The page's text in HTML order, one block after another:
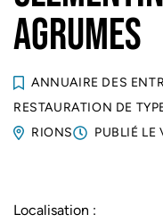
AGRUMES
ANNUAIRE DES
RESTAURATION DE
RIONS
PUBLIÉ LE
Localisation :